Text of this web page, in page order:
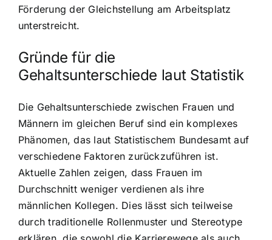
Förderung der Gleichstellung am Arbeitsplatz
unterstreicht.
Gründe für die
Gehaltsunterschiede laut Statistik
Die Gehaltsunterschiede zwischen Frauen und
Männern im gleichen Beruf sind ein komplexes
Phänomen, das laut Statistischem Bundesamt auf
verschiedene Faktoren zurückzuführen ist.
Aktuelle Zahlen zeigen, dass Frauen im
Durchschnitt weniger verdienen als ihre
männlichen Kollegen. Dies lässt sich teilweise
durch traditionelle Rollenmuster und Stereotype